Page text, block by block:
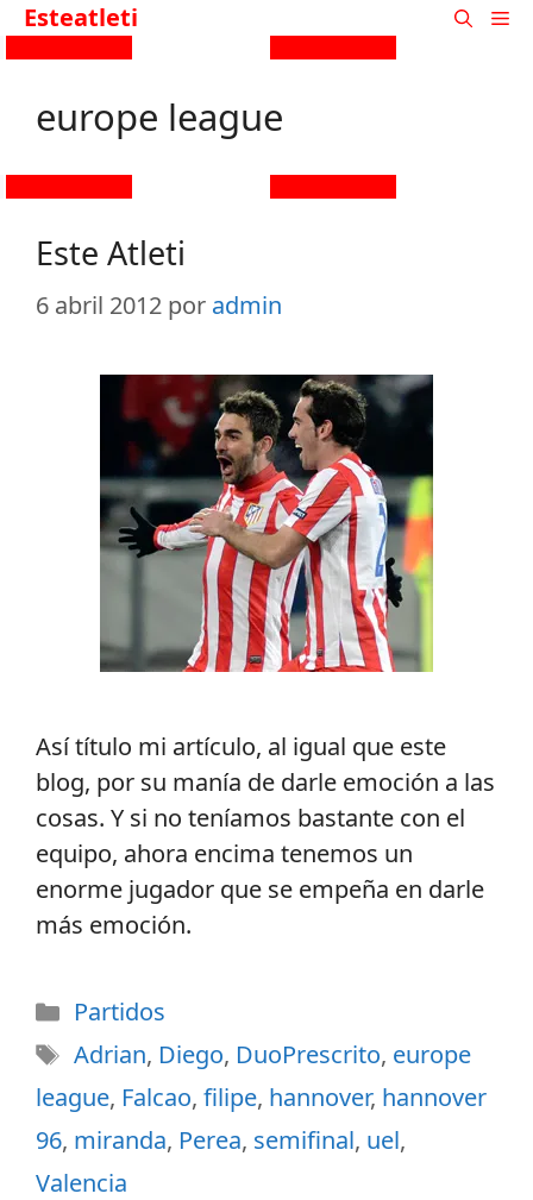
Esteatleti
europe league
Este Atleti
6 abril 2012 por admin
Así título mi artículo, al igual que este
blog, por su manía de darle emoción a las
cosas. Y si no teníamos bastante con el
equipo, ahora encima tenemos un
enorme jugador que se empeña en darle
más emoción.
Partidos
Adrian, Diego, DuoPrescrito, europe
league, Falcao, filipe, hannover, hannover
96, miranda, Perea, semifinal, uel,
Valencia